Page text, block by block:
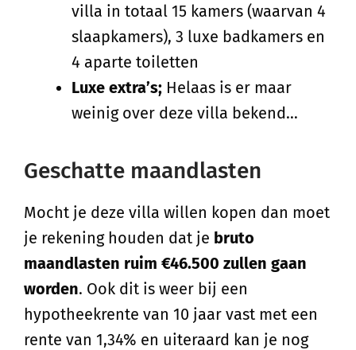
villa in totaal 15 kamers (waarvan 4
slaapkamers), 3 luxe badkamers en
4 aparte toiletten
Luxe extra’s; Helaas is er maar
weinig over deze villa bekend…
Geschatte maandlasten
Mocht je deze villa willen kopen dan moet
je rekening houden dat je bruto
maandlasten ruim €46.500 zullen gaan
worden. Ook dit is weer bij een
hypotheekrente van 10 jaar vast met een
rente van 1,34% en uiteraard kan je nog